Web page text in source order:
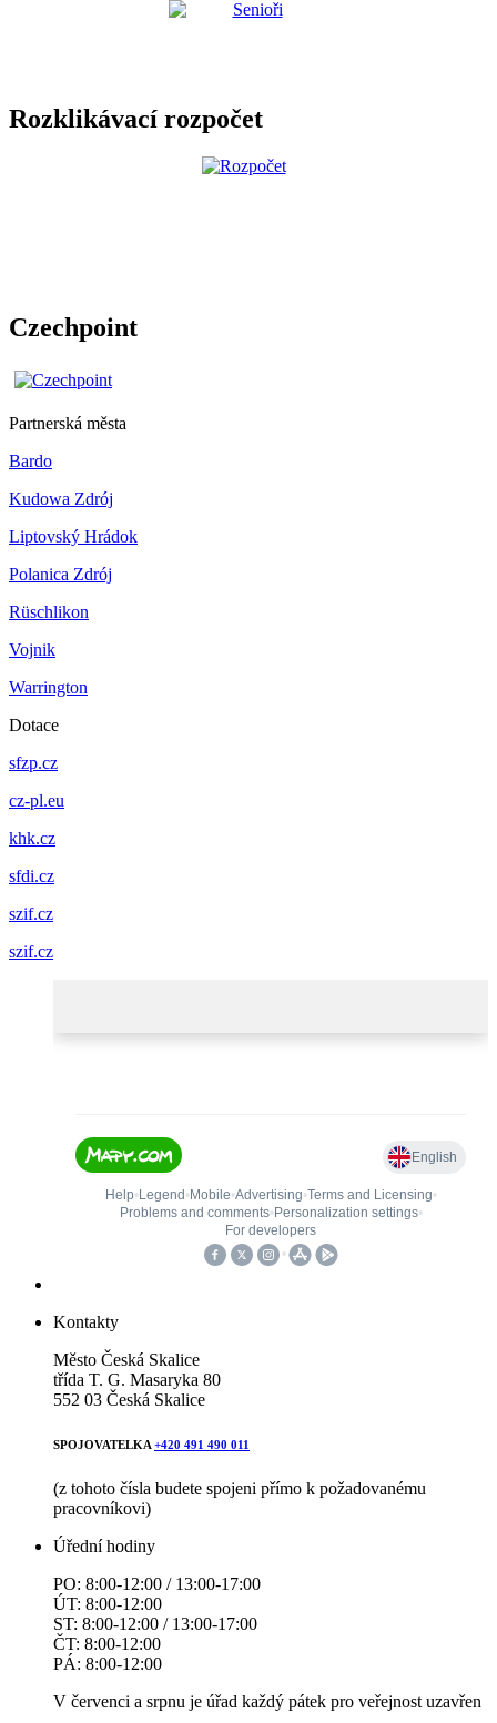
Rozklikávací rozpočet
Czechpoint
Partnerská města
Bardo
Kudowa Zdrój
Liptovský Hrádok
Polanica Zdrój
Rüschlikon
Vojnik
Warrington
Dotace
sfzp.cz
cz-pl.eu
khk.cz
sfdi.cz
szif.cz
szif.cz
Kontakty
Město Česká Skalice
třída T. G. Masaryka 80
552 03 Česká Skalice
SPOJOVATELKA +420 491 490 011
(z tohoto čísla budete spojeni přímo k požadovanému
pracovníkovi)
Úřední hodiny
PO: 8:00-12:00 / 13:00-17:00
ÚT: 8:00-12:00
ST: 8:00-12:00 / 13:00-17:00
ČT: 8:00-12:00
PÁ: 8:00-12:00
V červenci a srpnu je úřad každý pátek pro veřejnost uzavřen